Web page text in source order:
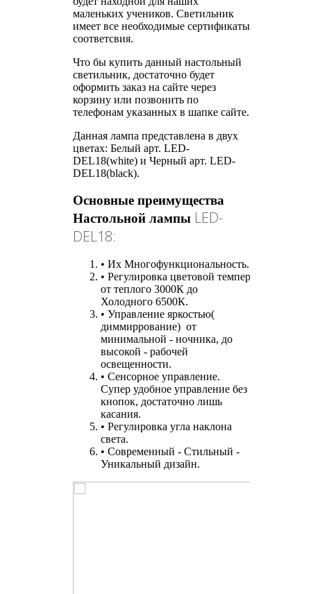
маленьких учеников. Светильник
имеет все необходимые сертификаты
соответсвия.
Что бы купить данный настольный
светильник, достаточно будет
оформить заказ на сайте через
корзину или позвонить по
телефонам указанных в шапке сайте.
Данная лампа представлена в двух
цветах: Белый арт. LED-
DEL18(white) и Черный арт. LED-
DEL18(black).
Основные преимущества
Настольной лампы LED-
DEL18:
• Их Многофункциональность.
• Регулировка цветовой температуры
от теплого 3000К до
Холодного 6500К.
• Управление яркостью(
диммиррование) от
минимальной - ночника, до
высокой - рабочей
освещенности.
• Сенсорное управление.
Супер удобное управление без
кнопок, достаточно лишь
касания.
• Регулировка угла наклона
света.
• Современный - Стильный -
Уникальный дизайн.